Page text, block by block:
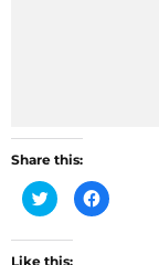
Share this:
C
l
t
C
l
Like this: